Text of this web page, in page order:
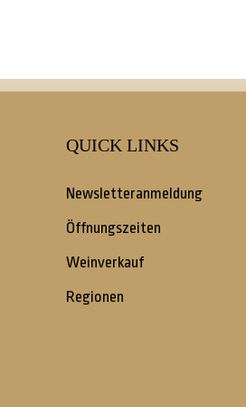
QUICK LINKS
Newsletteranmeldung
Öffnungszeiten
Weinverkauf
Regionen